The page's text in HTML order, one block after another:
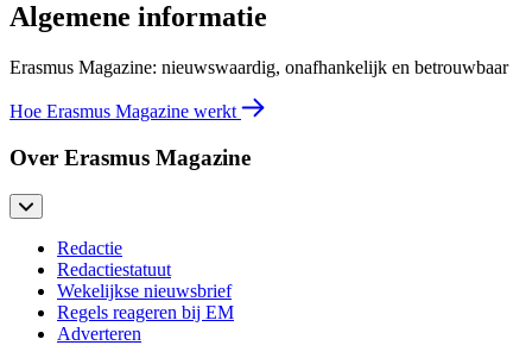
Algemene informatie
Erasmus Magazine: nieuwswaardig, onafhankelijk en betrouwbaar
Hoe Erasmus Magazine werkt
Over Erasmus Magazine
Redactie
Redactiestatuut
Wekelijkse nieuwsbrief
Regels reageren bij EM
Adverteren